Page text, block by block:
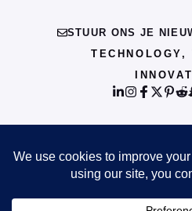
STUUR ONS JE
TECHNOLOGY,